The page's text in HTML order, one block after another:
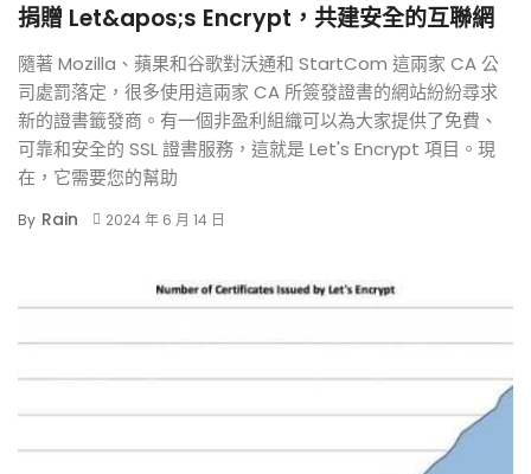
捐贈 Let&apos;s Encrypt，共建安全的互聯網
隨著 Mozilla、蘋果和谷歌對沃通和 StartCom 這兩家 CA 公
司處罰落定，很多使用這兩家 CA 所簽發證書的網站紛紛尋求
新的證書籤發商。有一個非盈利組織可以為大家提供了免費、
可靠和安全的 SSL 證書服務，這就是 Let's Encrypt 項目。現
在，它需要您的幫助
By Rain 2024 年 6 月 14 日